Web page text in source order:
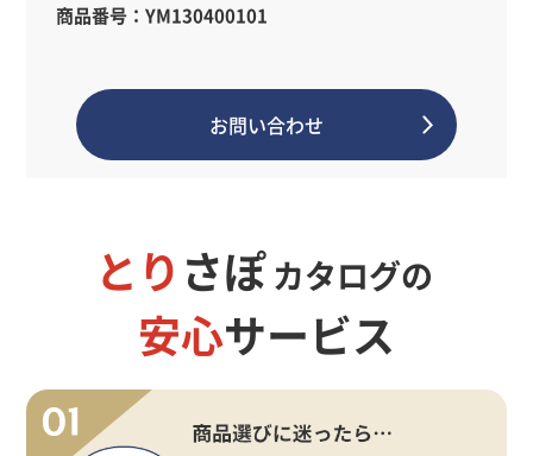
商品番号：YM130400101
お問い合わせ
とり さぽカタログの
安心サービス